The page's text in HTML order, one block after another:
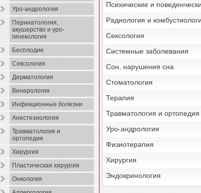
Уро-андрология
Перинатология,
акушерство и уро-
гинекология
Бесплодие
Сексология
Дерматология
Венерология
Инфекционные болезни
Анестезиология
Травматология и
ортопедия
Хирургия
Пластическая хирургия
Онкология
Психические и
Радиология и
Сексология
Системные заболевания
Сон, нарушения сна
Стоматология
Терапия
Травматология и ортопедия
Уро-андрология
Физиотерапия
Хирургия
Эндокринология